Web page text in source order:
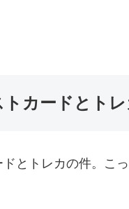
カードとトレ
とトレカの件。こ